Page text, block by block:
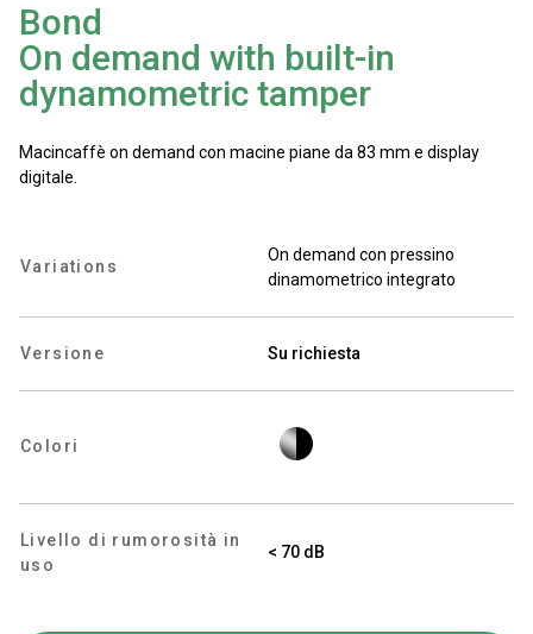
Bond
On demand with built-in
dynamometric tamper
Macincaffè on demand con macine piane da 83 mm e display
digitale.
Variations
On demand con pressino
dinamometrico integrato
Versione Su richiesta
Colori
Livello di rumorosità in
uso
< 70 dB
Sostenibilità
Connect
Contattaci